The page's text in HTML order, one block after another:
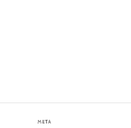
META